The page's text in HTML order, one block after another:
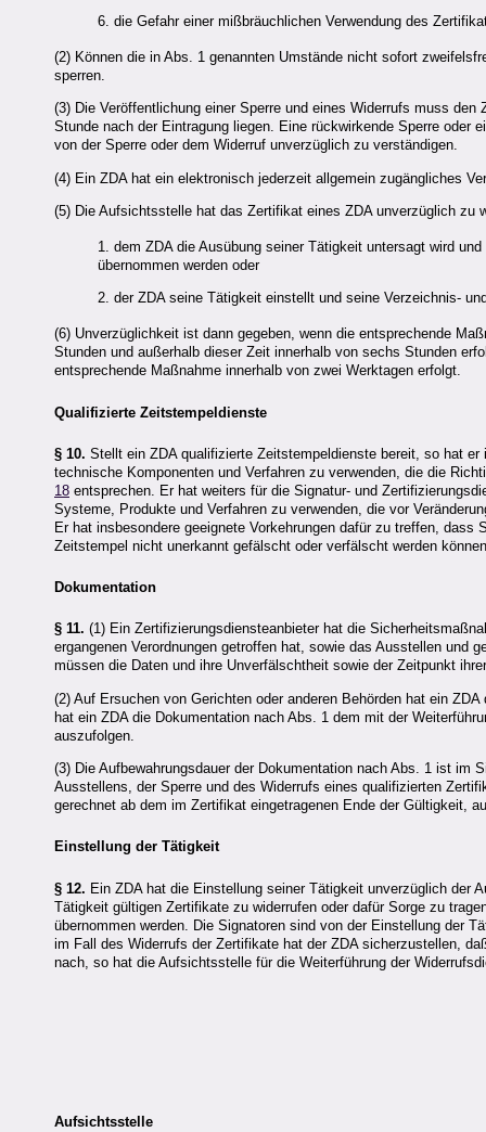
6. die Gefahr einer mißbräuchlichen Verwendung des
(2) Können die in Abs. 1 genannten Umstände nicht sofort
sperren.
(3) Die Veröffentlichung einer Sperre und eines Widerrufs muss
Stunde nach der Eintragung liegen. Eine rückwirkende Sperre oder
von der Sperre oder dem Widerruf unverzüglich zu verständigen.
(4) Ein ZDA hat ein elektronisch jederzeit allgemein zugängliches
(5) Die Aufsichtsstelle hat das Zertifikat eines ZDA unverzüglich zu
1. dem ZDA die Ausübung seiner Tätigkeit untersagt wird
übernommen werden oder
2. der ZDA seine Tätigkeit einstellt und seine Verzeichnis-
(6) Unverzüglichkeit ist dann gegeben, wenn die entsprechende
Stunden und außerhalb dieser Zeit innerhalb von sechs Stunden
entsprechende Maßnahme innerhalb von zwei Werktagen erfolgt.
Qualifizierte Zeitstempeldienste
§ 10. Stellt ein ZDA qualifizierte Zeitstempeldienste bereit, so hat
technische Komponenten und Verfahren zu verwenden, die die
18 entsprechen. Er hat weiters für die Signatur- und
Systeme, Produkte und Verfahren zu verwenden, die vor
Er hat insbesondere geeignete Vorkehrungen dafür zu treffen,
Zeitstempel nicht unerkannt gefälscht oder verfälscht werden
Dokumentation
§ 11. (1) Ein Zertifizierungsdiensteanbieter hat die
ergangenen Verordnungen getroffen hat, sowie das Ausstellen und
müssen die Daten und ihre Unverfälschtheit sowie der Zeitpunkt
(2) Auf Ersuchen von Gerichten oder anderen Behörden hat ein
hat ein ZDA die Dokumentation nach Abs. 1 dem mit der
auszufolgen.
(3) Die Aufbewahrungsdauer der Dokumentation nach Abs. 1 ist im
Ausstellens, der Sperre und des Widerrufs eines qualifizierten
gerechnet ab dem im Zertifikat eingetragenen Ende der Gültigkeit,
Einstellung der Tätigkeit
§ 12. Ein ZDA hat die Einstellung seiner Tätigkeit unverzüglich der
Tätigkeit gültigen Zertifikate zu widerrufen oder dafür Sorge zu
übernommen werden. Die Signatoren sind von der Einstellung der
im Fall des Widerrufs der Zertifikate hat der ZDA sicherzustellen,
nach, so hat die Aufsichtsstelle für die Weiterführung der
Aufsichtsstelle